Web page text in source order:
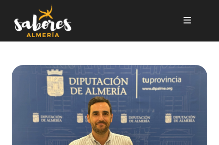
Diputación promociona